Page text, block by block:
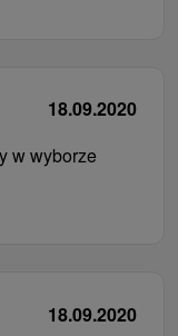
18.09.2020
w wyborze
18.09.2020